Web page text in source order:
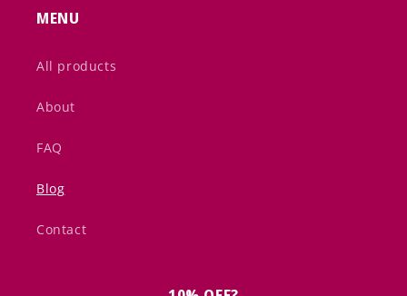
MENU
All products
About
FAQ
Blog
Contact